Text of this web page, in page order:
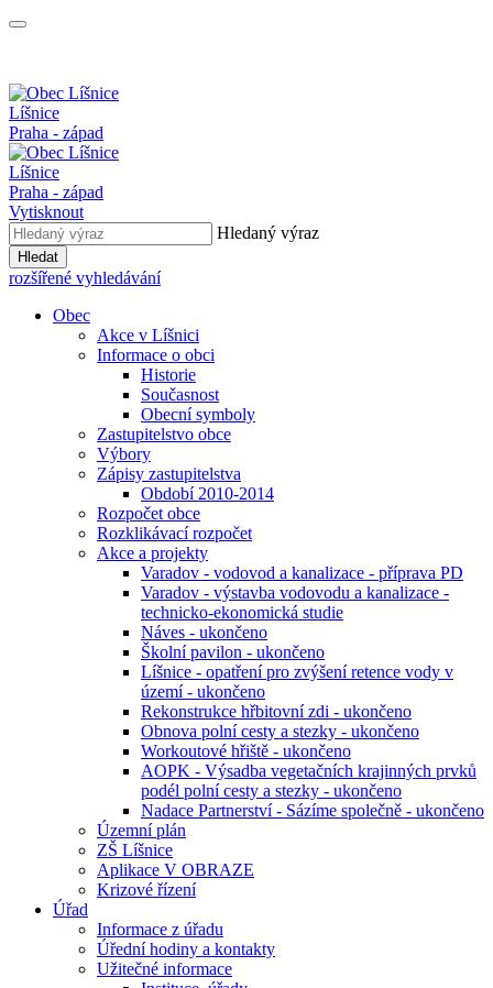
Líšnice
Praha - západ
Líšnice
Praha - západ
Vytisknout
Hledaný výraz
Hledat
rozšířené vyhledávání
Obec
Akce v Líšnici
Informace o obci
Historie
Současnost
Obecní symboly
Zastupitelstvo obce
Výbory
Zápisy zastupitelstva
Období 2010-2014
Rozpočet obce
Rozklikávací rozpočet
Akce a projekty
Varadov - vodovod a kanalizace - příprava PD
Varadov - výstavba vodovodu a kanalizace -
technicko-ekonomická studie
Náves - ukončeno
Školní pavilon - ukončeno
Líšnice - opatření pro zvýšení retence vody v
území - ukončeno
Rekonstrukce hřbitovní zdi - ukončeno
Obnova polní cesty a stezky - ukončeno
Workoutové hřiště - ukončeno
AOPK - Výsadba vegetačních krajinných prvků
podél polní cesty a stezky - ukončeno
Nadace Partnerství - Sázíme společně - ukončeno
Územní plán
ZŠ Líšnice
Aplikace V OBRAZE
Krizové řízení
Úřad
Informace z úřadu
Úřední hodiny a kontakty
Užitečné informace